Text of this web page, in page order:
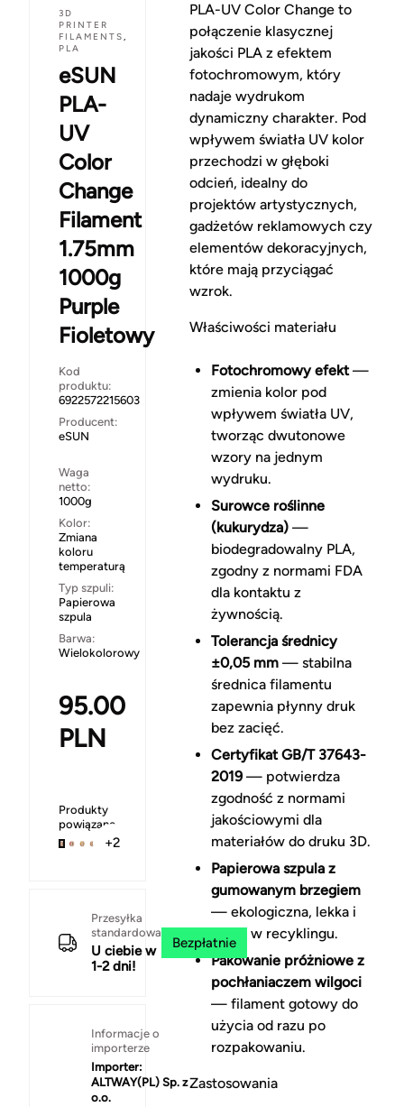
3D
PRINTER
FILAMENTS,
PLA
eSUN
PLA-
UV
Color
Change
Filament
1.75mm
1000g
Purple
Fioletowy
Kod
produktu:
6922572215603
Producent:
eSUN
Waga
netto:
1000g
Kolor:
Zmiana
koloru
temperaturą
Typ szpuli:
Papierowa
szpula
Barwa:
Wielokolorowy
95.00
PLN
Produkty
powiązane
+2
Przesyłka
standardowa
U ciebie w
1-2 dni!
Bezpłatnie
Informacje o
importerze
Importer:
ALTWAY(PL) Sp. z
o.o.
PLA-UV Color Change to
połączenie klasycznej
jakości PLA z efektem
fotochromowym, który
nadaje wydrukom
dynamiczny charakter. Pod
wpływem światła UV kolor
przechodzi w głęboki
odcień, idealny do
projektów artystycznych,
gadżetów reklamowych czy
elementów dekoracyjnych,
które mają przyciągać
wzrok.
Właściwości materiału
Fotochromowy efekt—
zmienia kolor pod
wpływem światła UV,
tworząc dwutonowe
wzory na jednym
wydruku.
Surowce roślinne
(kukurydza)—
biodegradowalny PLA,
zgodny z normami FDA
dla kontaktu z
żywnością.
Tolerancja średnicy
±0,05 mm— stabilna
średnica filamentu
zapewnia płynny druk
bez zacięć.
Certyfikat GB/T 37643-
2019— potwierdza
zgodność z normami
jakościowymi dla
materiałów do druku 3D.
Papierowa szpula z
gumowanym brzegiem
— ekologiczna, lekka i
łatwa w recyklingu.
Pakowanie próżniowe z
pochłaniaczem wilgoci
— filament gotowy do
użycia od razu po
rozpakowaniu.
Zastosowania